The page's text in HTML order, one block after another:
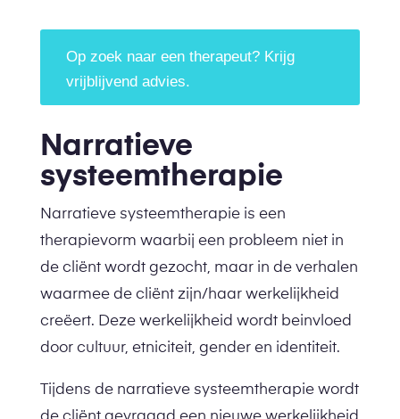
Op zoek naar een therapeut? Krijg
vrijblijvend advies.
Narratieve
systeemtherapie
Narratieve systeemtherapie is een
therapievorm waarbij een probleem niet in
de cliënt wordt gezocht, maar in de verhalen
waarmee de cliënt zijn/haar werkelijkheid
creëert. Deze werkelijkheid wordt beinvloed
door cultuur, etniciteit, gender en identiteit.
Tijdens de narratieve systeemtherapie wordt